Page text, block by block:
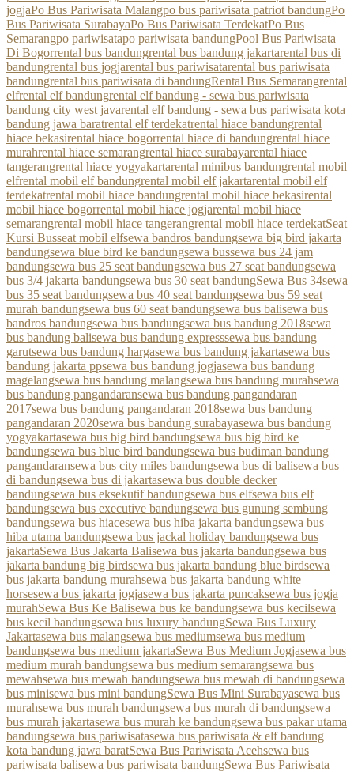
jogjaPo Bus Pariwisata Malangpo bus pariwisata patriot bandungPo
Bus Pariwisata SurabayaPo Bus Pariwisata TerdekatPo Bus
Semarangpo pariwisatapo pariwisata bandungPool Bus Pariwisata
Di Bogorrental bus bandungrental bus bandung jakartarental bus di
bandungrental bus jogjarental bus pariwisatarental bus pariwisata
bandungrental bus pariwisata di bandungRental Bus Semarangrental
elfrental elf bandungrental elf bandung - sewa bus pariwisata
bandung city west javarental elf bandung - sewa bus pariwisata kota
bandung jawa baratrental elf terdekatrental hiace bandungrental
hiace bekasirental hiace bogorrental hiace di bandungrental hiace
murahrental hiace semarangrental hiace surabayarental hiace
tangerangrental hiace yogyakartarental minibus bandungrental mobil
elfrental mobil elf bandungrental mobil elf jakartarental mobil elf
terdekatrental mobil hiace bandungrental mobil hiace bekasirental
mobil hiace bogorrental mobil hiace jogjarental mobil hiace
semarangrental mobil hiace tangerangrental mobil hiace terdekatSeat
Kursi Busseat mobil elfsewa bandros bandungsewa big bird jakarta
bandungsewa blue bird ke bandungsewa bussewa bus 24 jam
bandungsewa bus 25 seat bandungsewa bus 27 seat bandungsewa
bus 3/4 jakarta bandungsewa bus 30 seat bandungSewa Bus 34sewa
bus 35 seat bandungsewa bus 40 seat bandungsewa bus 59 seat
murah bandungsewa bus 60 seat bandungsewa bus balisewa bus
bandros bandungsewa bus bandungsewa bus bandung 2018sewa
bus bandung balisewa bus bandung expresssewa bus bandung
garutsewa bus bandung hargasewa bus bandung jakartasewa bus
bandung jakarta ppsewa bus bandung jogjasewa bus bandung
magelangsewa bus bandung malangsewa bus bandung murahsewa
bus bandung pangandaransewa bus bandung pangandaran
2017sewa bus bandung pangandaran 2018sewa bus bandung
pangandaran 2020sewa bus bandung surabayasewa bus bandung
yogyakartasewa bus big bird bandungsewa bus big bird ke
bandungsewa bus blue bird bandungsewa bus budiman bandung
pangandaransewa bus city miles bandungsewa bus di balisewa bus
di bandungsewa bus di jakartasewa bus double decker
bandungsewa bus eksekutif bandungsewa bus elfsewa bus elf
bandungsewa bus executive bandungsewa bus gunung sembung
bandungsewa bus hiacesewa bus hiba jakarta bandungsewa bus
hiba utama bandungsewa bus jackal holiday bandungsewa bus
jakartaSewa Bus Jakarta Balisewa bus jakarta bandungsewa bus
jakarta bandung big birdsewa bus jakarta bandung blue birdsewa
bus jakarta bandung murahsewa bus jakarta bandung white
horsesewa bus jakarta jogjasewa bus jakarta puncaksewa bus jogja
murahSewa Bus Ke Balisewa bus ke bandungsewa bus kecilsewa
bus kecil bandungsewa bus luxury bandungSewa Bus Luxury
Jakartasewa bus malangsewa bus mediumsewa bus medium
bandungsewa bus medium jakartaSewa Bus Medium Jogjasewa bus
medium murah bandungsewa bus medium semarangsewa bus
mewahsewa bus mewah bandungsewa bus mewah di bandungsewa
bus minisewa bus mini bandungSewa Bus Mini Surabayasewa bus
murahsewa bus murah bandungsewa bus murah di bandungsewa
bus murah jakartasewa bus murah ke bandungsewa bus pakar utama
bandungsewa bus pariwisatasewa bus pariwisata & elf bandung
kota bandung jawa baratSewa Bus Pariwisata Acehsewa bus
pariwisata balisewa bus pariwisata bandungSewa Bus Pariwisata